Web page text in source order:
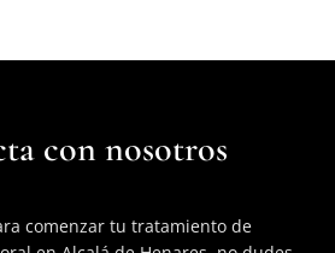
con nosotros
comenzar tu tratamiento de